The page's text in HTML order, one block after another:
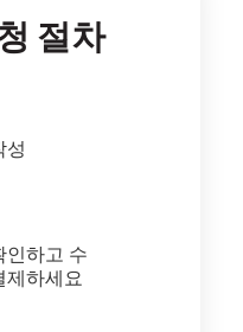
절차
성
인하고 수
제하세요